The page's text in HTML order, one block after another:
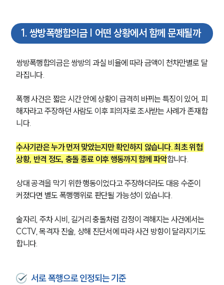
1 . 쌍방폭행합의금 | 어떤 상황에서 함께 문제될까
쌍방폭행합의금은 쌍방의 과실 비율에 따라 금액이 천차만별로 달
라집니다.
폭행 사건은 짧은 시간 안에 상황이 급격히 바뀌는 특징이 있어, 피
해자라고 주장하던 사람도 이후 피의자로 조사받는 사례가 존재합
니다.
수사기관은 누가 먼저 맞았는지만 확인하지 않습니다. 최초 위협
상황, 반격 정도, 충돌 종료 이후 행동까지 함께 파악합니다.
상대 공격을 막기 위한 행동이었다고 주장하더라도 대응 수준이
커졌다면 별도 폭행행위로 판단될 가능성이 있습니다.
술자리, 주차 시비, 길거리 충돌처럼 감정이 격해지는 사건에서는
CCTV, 목격자 진술, 상해 진단서에 따라 사건 방향이 달라지기도
합니다.
서로 폭행으로 인정되는 기준